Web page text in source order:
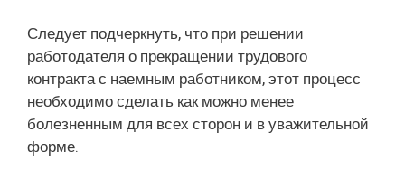
Следует подчеркнуть, что при решении
работодателя о прекращении трудового
контракта с наемным работником, этот процесс
необходимо сделать как можно менее
болезненным для всех сторон и в уважительной
форме.